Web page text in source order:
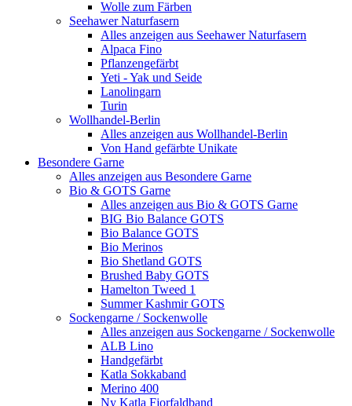
Wolle zum Färben
Seehawer Naturfasern
Alles anzeigen aus Seehawer Naturfasern
Alpaca Fino
Pflanzengefärbt
Yeti - Yak und Seide
Lanolingarn
Turin
Wollhandel-Berlin
Alles anzeigen aus Wollhandel-Berlin
Von Hand gefärbte Unikate
Besondere Garne
Alles anzeigen aus Besondere Garne
Bio & GOTS Garne
Alles anzeigen aus Bio & GOTS Garne
BIG Bio Balance GOTS
Bio Balance GOTS
Bio Merinos
Bio Shetland GOTS
Brushed Baby GOTS
Hamelton Tweed 1
Summer Kashmir GOTS
Sockengarne / Sockenwolle
Alles anzeigen aus Sockengarne / Sockenwolle
ALB Lino
Handgefärbt
Katla Sokkaband
Merino 400
Ny Katla Fjorfaldband